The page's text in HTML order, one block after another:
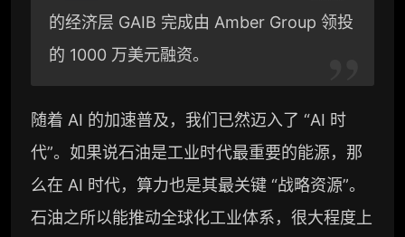
的经济层 GAIB 完成由 Amber Group 领投
的 1000 万美元融资。
随着 AI 的加速普及，我们已然迈入了 “AI 时
代”。如果说石油是工业时代最重要的能源，那
么在 AI 时代，算力也是其最关键 “战略资源”。
石油之所以能推动全球化工业体系，很大程度上